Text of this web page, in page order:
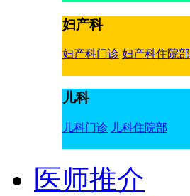
妇产科
妇产科门诊 妇产科住院部
儿科
儿科门诊 儿科住院部
医师推介